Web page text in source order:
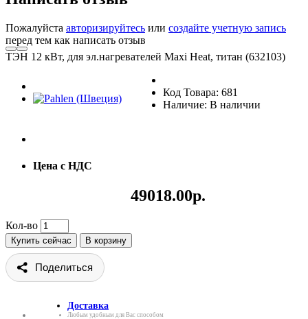
Пожалуйста авторизируйтесь или создайте учетную запись
перед тем как написать отзыв
ТЭН 12 кВт, для эл.нагревателей Maxi Heat, титан (632103)
Код Товара: 681
Наличие: В наличии
Цена с НДС
49018.00р.
Кол-во
Купить сейчас В корзину
Поделиться
Доставка
Любым удобным для Вас способом